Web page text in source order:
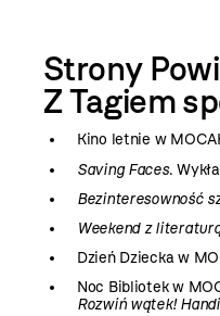
Strony
Z Tagiem
Kino letnie w
Saving Faces.
Bezinteresowność
Weekend z
Dzień Dziecka w
Noc Bibliotek w
Rozwiń wątek!